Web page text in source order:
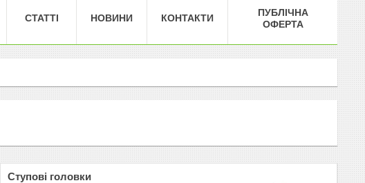
СТАТТІ НОВИНИ КОНТАКТИ
ПУБЛІЧНА
ОФЕРТА
Ступові головки